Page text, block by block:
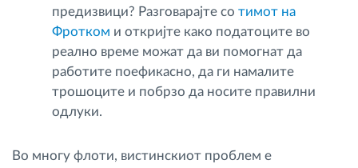
предизвици? Разговарајте со тимот на
Фротком и откријте како податоците во
реално време можат да ви помогнат да
работите поефикасно, да ги намалите
трошоците и побрзо да носите правилни
одлуки.
Во многу флоти, вистинскиот проблем е